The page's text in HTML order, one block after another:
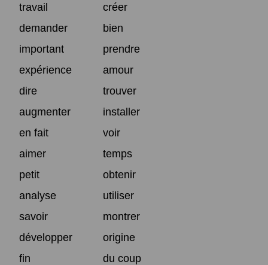
travail
créer
demander
bien
important
prendre
expérience
amour
dire
trouver
augmenter
installer
en fait
voir
aimer
temps
petit
obtenir
analyse
utiliser
savoir
montrer
développer
origine
fin
du coup